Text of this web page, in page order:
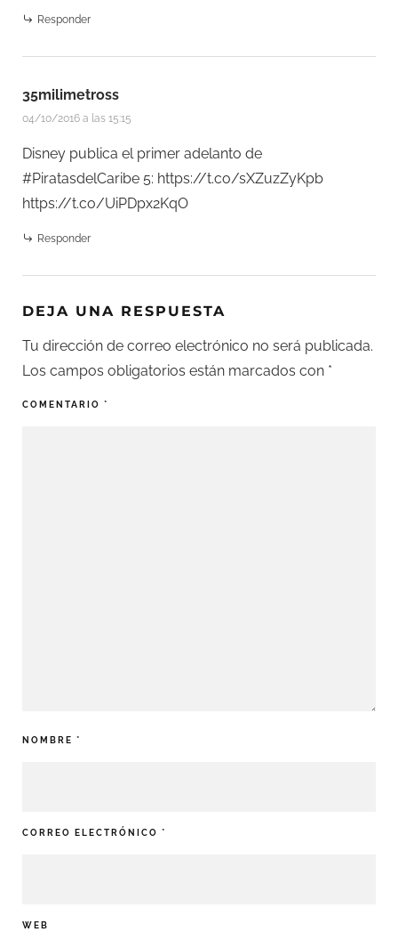
Responder
35milimetross
04/10/2016 a las 15:15
Disney publica el primer adelanto de
#PiratasdelCaribe 5: https://t.co/sXZuzZyKpb
https://t.co/UiPDpx2KqO
Responder
DEJA UNA RESPUESTA
Tu dirección de correo electrónico no será publicada.
Los campos obligatorios están marcados con *
COMENTARIO *
NOMBRE *
CORREO ELECTRÓNICO *
WEB